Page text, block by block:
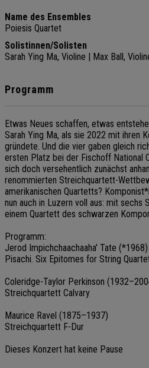
Name des Ensembles
Poiesis Quartet
Solistinnen/Solisten
Sarah Ying Ma, Violine | Max Ball,
Programm
Etwas Neues schaffen, etwas
Sarah Ying Ma, als sie 2022 mit ihren
gründete. Und die vier gaben gleich
ersten Platz bei der Fischoff National
sich doch versehentlich zunächst
renommierten Streichquartett-
amerikanischen Quartetts?
nun auch in Luzern voll aus: mit sechs
einem Quartett des schwarzen
Programm:
Jerod Impichchaachaaha' Tate (*1968)
Pisachi. Six Epitomes for String
Coleridge-Taylor Perkinson
Streichquartett Calvary
Maurice Ravel (1875–1937)
Streichquartett F-Dur
Dieses Konzert hat keine Pause